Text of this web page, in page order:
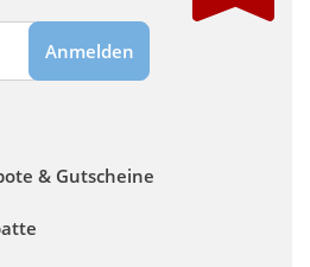
Anmelden
& Gutscheine